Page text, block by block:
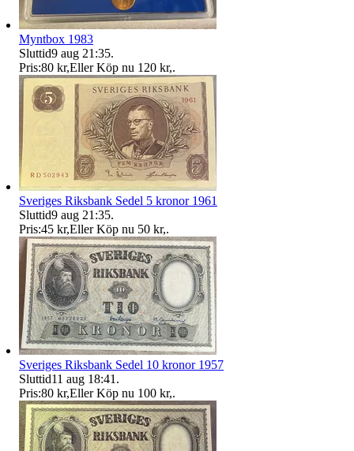
Myntbox 1983
Sluttid9 aug 21:35.
Pris:80 kr,Eller Köp nu 120 kr,.
Sveriges Riksbank Sedel 5 kronor 1961
Sluttid9 aug 21:35.
Pris:45 kr,Eller Köp nu 50 kr,.
Sveriges Riksbank Sedel 10 kronor 1957
Sluttid11 aug 18:41 .
Pris:80 kr,Eller Köp nu 100 kr,.